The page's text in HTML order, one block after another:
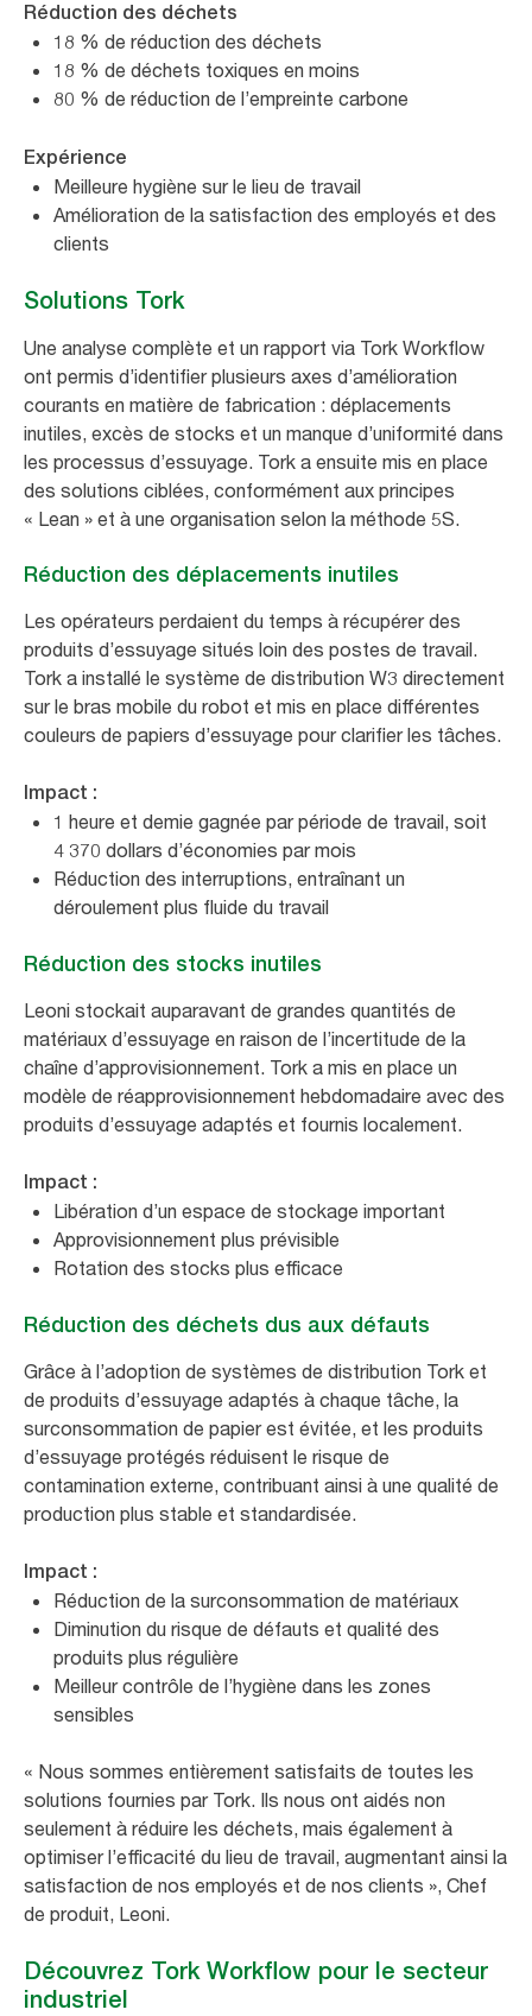
Réduction des déchets
18 % de réduction des déchets
18 % de déchets toxiques en moins
80 % de réduction de l’empreinte carbone
Expérience
Meilleure hygiène sur le lieu de travail
Amélioration de la satisfaction des employés et des
clients
Solutions Tork
Une analyse complète et un rapport via Tork Workflow
ont permis d’identifier plusieurs axes d’amélioration
courants en matière de fabrication : déplacements
inutiles, excès de stocks et un manque d’uniformité dans
les processus d’essuyage. Tork a ensuite mis en place
des solutions ciblées, conformément aux principes
« Lean » et à une organisation selon la méthode 5S.
Réduction des déplacements inutiles
Les opérateurs perdaient du temps à récupérer des
produits d’essuyage situés loin des postes de travail.
Tork a installé le système de distribution W3 directement
sur le bras mobile du robot et mis en place différentes
couleurs de papiers d’essuyage pour clarifier les tâches.
Impact :
1 heure et demie gagnée par période de travail, soit
4 370 dollars d’économies par mois
Réduction des interruptions, entraînant un
déroulement plus fluide du travail
Réduction des stocks inutiles
Leoni stockait auparavant de grandes quantités de
matériaux d’essuyage en raison de l’incertitude de la
chaîne d’approvisionnement. Tork a mis en place un
modèle de réapprovisionnement hebdomadaire avec des
produits d’essuyage adaptés et fournis localement.
Impact :
Libération d’un espace de stockage important
Approvisionnement plus prévisible
Rotation des stocks plus efficace
Réduction des déchets dus aux défauts
Grâce à l’adoption de systèmes de distribution Tork et
de produits d’essuyage adaptés à chaque tâche, la
surconsommation de papier est évitée, et les produits
d’essuyage protégés réduisent le risque de
contamination externe, contribuant ainsi à une qualité de
production plus stable et standardisée.
Impact :
Réduction de la surconsommation de matériaux
Diminution du risque de défauts et qualité des
produits plus régulière
Meilleur contrôle de l’hygiène dans les zones
sensibles
« Nous sommes entièrement satisfaits de toutes les
solutions fournies par Tork. Ils nous ont aidés non
seulement à réduire les déchets, mais également à
optimiser l’efficacité du lieu de travail, augmentant ainsi la
satisfaction de nos employés et de nos clients », Chef
de produit, Leoni.
Découvrez Tork Workflow pour le secteur
industriel